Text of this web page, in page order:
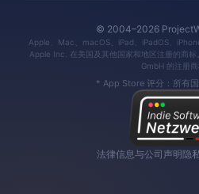
© 2004–2026
Apple、Mac、macOS、iPad、iPadOS、
Apple Inc. 在美国及其他国家和地区注册的商
GmbH 的注册商
* App Store 评分：所有国
法律信息与公司声明隐